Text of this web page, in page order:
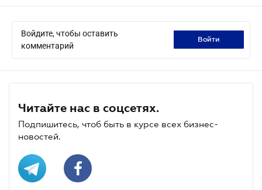
Войдите, чтобы оставить
комментарий
войти
Читайте нас в соцсетях.
Подпишитесь, чтоб быть в курсе всех бизнес-
новостей.